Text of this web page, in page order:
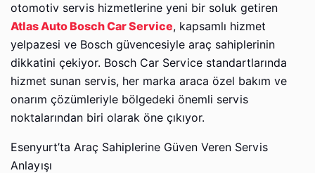
otomotiv servis hizmetlerine yeni bir soluk getiren
Atlas Auto Bosch Car Service, kapsamlı hizmet
yelpazesi ve Bosch güvencesiyle araç sahiplerinin
dikkatini çekiyor. Bosch Car Service standartlarında
hizmet sunan servis, her marka araca özel bakım ve
onarım çözümleriyle bölgedeki önemli servis
noktalarından biri olarak öne çıkıyor.
Esenyurt’ta Araç Sahiplerine Güven Veren Servis
Anlayışı